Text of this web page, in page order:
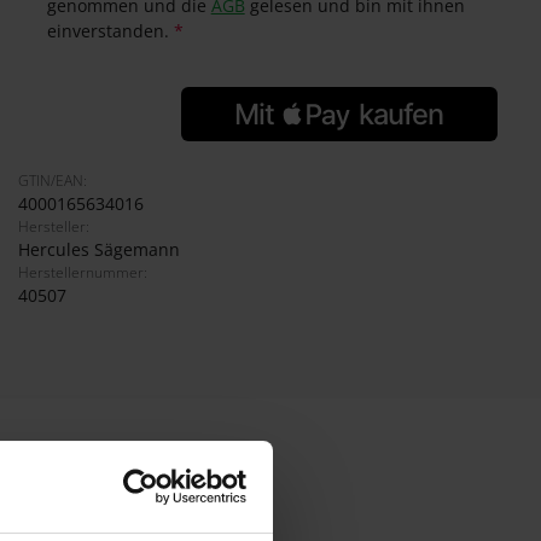
genommen und die AGB gelesen und bin mit ihnen
einverstanden. *
GTIN/EAN:
4000165634016
Hersteller:
Hercules Sägemann
Herstellernummer:
40507